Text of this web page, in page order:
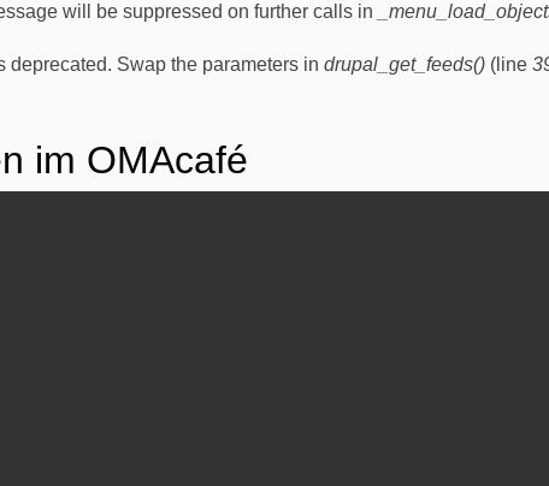
will be suppressed on further calls in
deprecated. Swap the parameters in drupal_get_feeds() (line
im OMAcafé